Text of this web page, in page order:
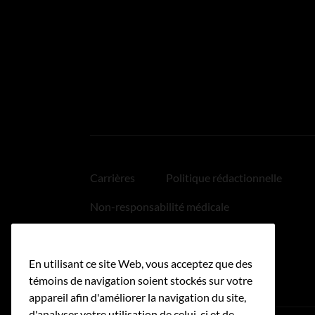
Carrières Politique rédactionnelle
Non-responsabilité médicale
Accessibilité
En utilisant ce site Web, vous acceptez que des
témoins de navigation soient stockés sur votre
appareil afin d'améliorer la navigation du site,